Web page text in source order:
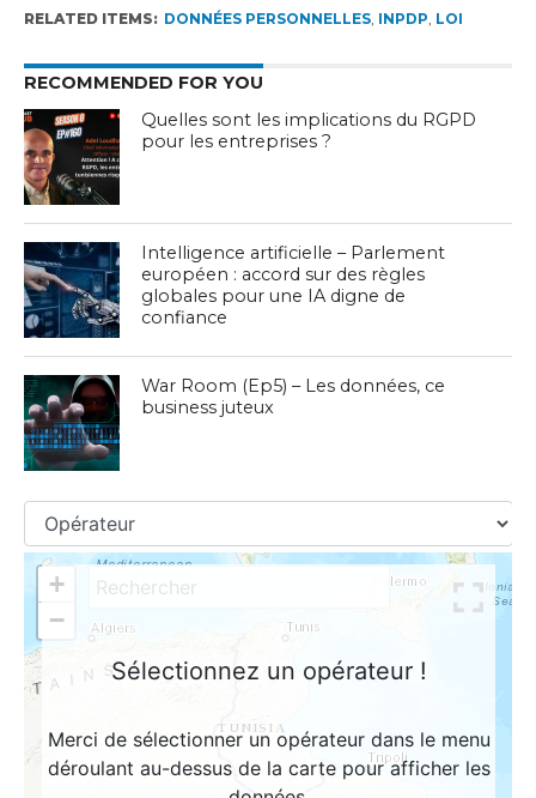
RELATED ITEMS: DONNÉES PERSONNELLES, INPDP, LOI
RECOMMENDED FOR YOU
Quelles sont les implications du RGPD
pour les entreprises ?
Intelligence artificielle – Parlement
européen : accord sur des règles
globales pour une IA digne de
confiance
War Room (Ep5) – Les données, ce
business juteux